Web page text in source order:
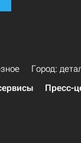
Город:
Пресс-